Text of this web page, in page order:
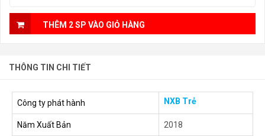
THÊM 2 SP VÀO GIỎ HÀNG
THÔNG TIN CHI TIẾT
Công ty phát hành NXB Trẻ
Năm Xuất Bản 2018